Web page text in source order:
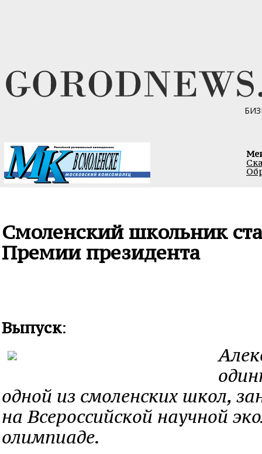
Смоленский школьник
Премии президента
Выпуск:
одной из смоленских школ,
на Всероссийской научной
олимпиаде.